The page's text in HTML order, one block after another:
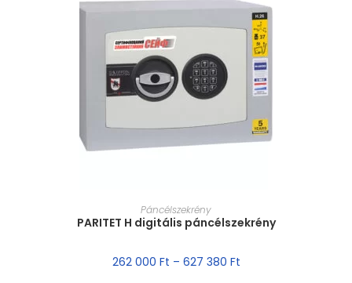
MÉRET VÁLASZTÁSA
Páncélszekrény
PARITET H digitális páncélszekrény
262 000 Ft – 627 380 Ft